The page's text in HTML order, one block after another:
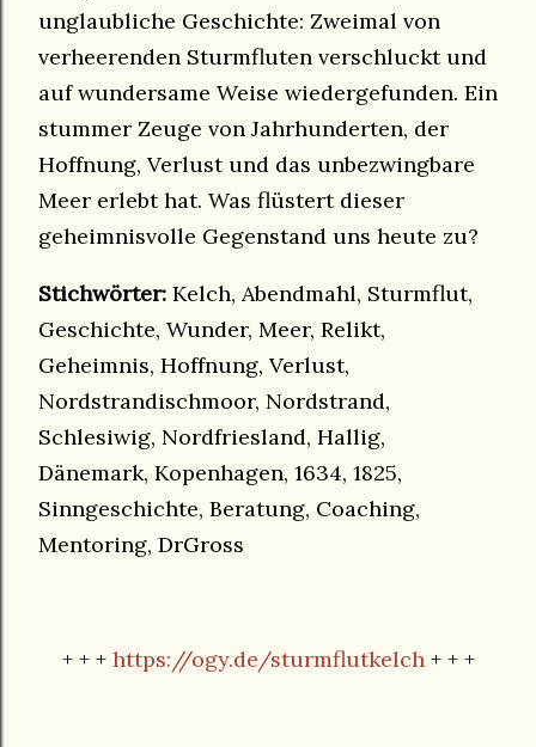
unglaubliche Geschichte: Zweimal von
verheerenden Sturmfluten verschluckt und
auf wundersame Weise wiedergefunden. Ein
stummer Zeuge von Jahrhunderten, der
Hoffnung, Verlust und das unbezwingbare
Meer erlebt hat. Was flüstert dieser
geheimnisvolle Gegenstand uns heute zu?
Stichwörter: Kelch, Abendmahl, Sturmflut,
Geschichte, Wunder, Meer, Relikt,
Geheimnis, Hoffnung, Verlust,
Nordstrandischmoor, Nordstrand,
Schlesiwig, Nordfriesland, Hallig,
Dänemark, Kopenhagen, 1634, 1825,
Sinngeschichte, Beratung, Coaching,
Mentoring, DrGross
+ + + https://ogy.de/sturmflutkelch+ + +